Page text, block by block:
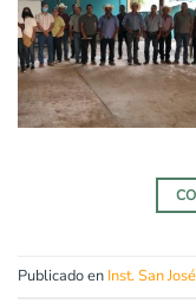
Publicado en Inst. San José